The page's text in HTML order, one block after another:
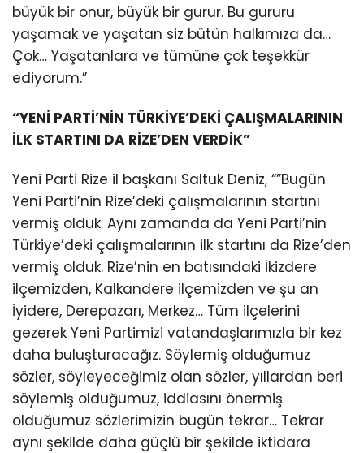
büyük bir onur, büyük bir gurur. Bu gururu
yaşamak ve yaşatan siz bütün halkımıza da…
Çok… Yaşatanlara ve tümüne çok teşekkür
ediyorum.”
“YENİ PARTİ’NİN TÜRKİYE’DEKİ ÇALIŞMALARININ
İLK STARTINI DA RİZE’DEN VERDİK”
Yeni Parti Rize il başkanı Saltuk Deniz, “”Bugün
Yeni Parti’nin Rize’deki çalışmalarının startını
vermiş olduk. Aynı zamanda da Yeni Parti’nin
Türkiye’deki çalışmalarının ilk startını da Rize’den
vermiş olduk. Rize’nin en batısındaki İkizdere
ilçemizden, Kalkandere ilçemizden ve şu an
İyidere, Derepazarı, Merkez… Tüm ilçelerini
gezerek Yeni Partimizi vatandaşlarımızla bir kez
daha buluşturacağız. Söylemiş olduğumuz
sözler, söyleyeceğimiz olan sözler, yıllardan beri
söylemiş olduğumuz, iddiasını önermiş
olduğumuz sözlerimizin bugün tekrar… Tekrar
aynı şekilde daha güçlü bir şekilde iktidara